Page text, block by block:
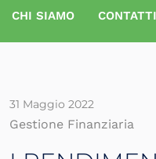
CHI SIAMO
31 Maggio 2022
Gestione Finanziaria